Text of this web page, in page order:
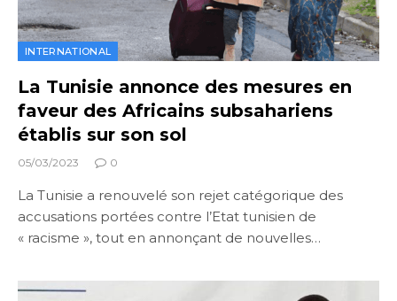
INTERNATIONAL
La Tunisie annonce des mesures en
faveur des Africains subsahariens
établis sur son sol
05/03/2023 0
La Tunisie a renouvelé son rejet catégorique des
accusations portées contre l’Etat tunisien de
« racisme », tout en annonçant de nouvelles…